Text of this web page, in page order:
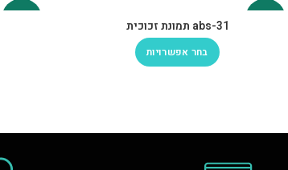
abs-31 תמונת זכוכית
בחר אפשרויות